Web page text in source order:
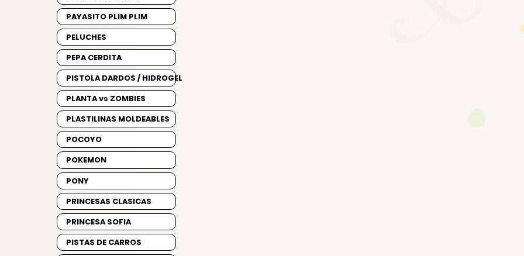
PAYASITO PLIM PLIM
PELUCHES
PEPA CERDITA
PISTOLA DARDOS / HIDROGEL
PLANTA vs ZOMBIES
PLASTILINAS MOLDEABLES
POCOYO
POKEMON
PONY
PRINCESAS CLASICAS
PRINCESA SOFIA
PISTAS DE CARROS